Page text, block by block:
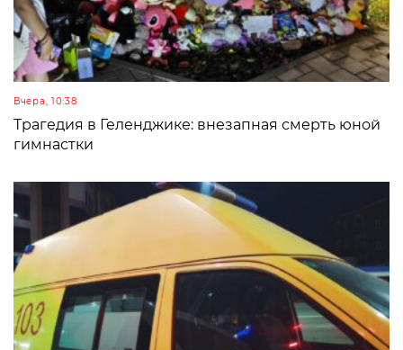
Вчера, 10:38
Трагедия в Геленджике: внезапная смерть юной
гимнастки